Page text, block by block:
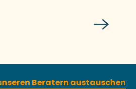
Beratern austauschen